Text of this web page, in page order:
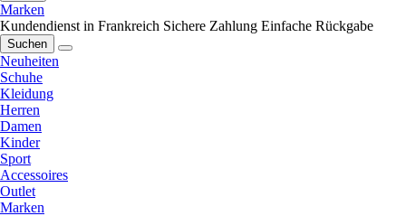
Marken
Kundendienst in Frankreich Sichere Zahlung Einfache Rückgabe
Suchen
Neuheiten
Schuhe
Kleidung
Herren
Damen
Kinder
Sport
Accessoires
Outlet
Marken